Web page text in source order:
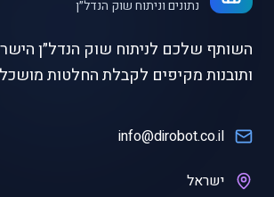
נתונים וניתוח שוק הנדל״ן
השותף שלכם לניתוח שוק הנדל״ן
ותובנות מקיפים לקבלת החלטות
info@dirobot.co.il
ישראל